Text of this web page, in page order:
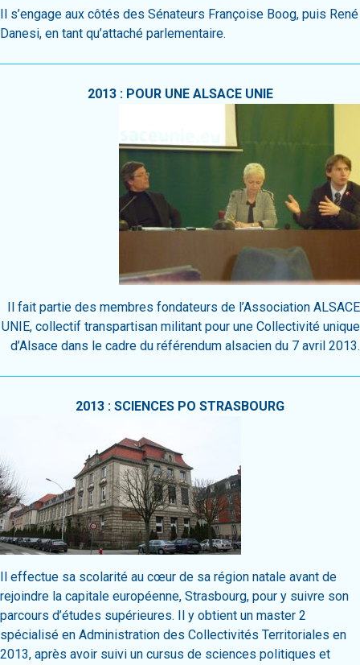
Il s’engage aux côtés des Sénateurs Françoise Boog, puis René
Danesi, en tant qu’attaché parlementaire.
2013 : POUR UNE ALSACE UNIE
Il fait partie des membres fondateurs de l’Association ALSACE
UNIE, collectif transpartisan militant pour une Collectivité unique
d’Alsace dans le cadre du référendum alsacien du 7 avril 2013.
2013 : SCIENCES PO STRASBOURG
Il effectue sa scolarité au cœur de sa région natale avant de
rejoindre la capitale européenne, Strasbourg, pour y suivre son
parcours d’études supérieures. Il y obtient un master 2
spécialisé en Administration des Collectivités Territoriales en
2013, après avoir suivi un cursus de sciences politiques et